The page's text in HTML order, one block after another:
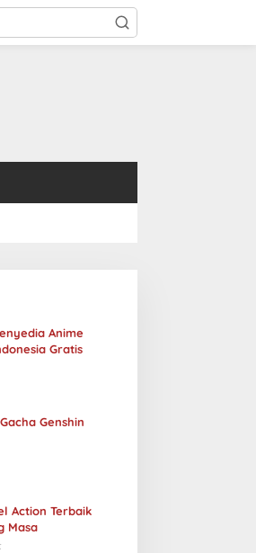
Anime
Gratis
Genshin
Action Terbaik
Masa